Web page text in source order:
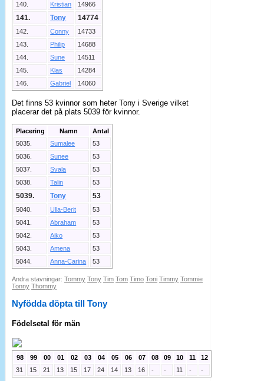
140.
Kristian 14966
141. Tony 14774
142. Conny
14733
143.
Philip
14688
144.
Sune
14511
145.
Klas
14284
146.
Gabriel 14060
Det finns 53 kvinnor som heter Tony i Sverige vilket
placerar det på plats 5039 för kvinnor.
Placering Namn
Antal
5035.
Sumalee
53
5036.
Sunee
53
5037.
Svala
53
5038.
Talin 53
5039. Tony 53
5040. Ulla-Berit
53
5041.
Abraham
53
5042.
Aiko
53
5043.
Amena
53
5044.
Anna-Carina 53
Andra stavningar:Tommy Tony Tim Tom Timo Toni Timmy Tommie
Tonny Thommy
Nyfödda döpta till Tony
Födelsetal för män
98 99 00 01 02 03 04 05 06 07 08 09 10 11
12
31
15 21 13 15 17 24 14 13 16 - - 11 - -